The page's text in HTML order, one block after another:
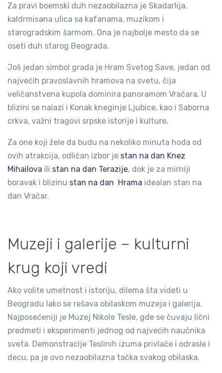
Za pravi boemski duh nezaobilazna je Skadarlija,
kaldrmisana ulica sa kafanama, muzikom i
starogradskim šarmom. Ona je najbolje mesto da se
oseti duh starog Beograda.
Još jedan simbol grada je Hram Svetog Save, jedan od
najvećih pravoslavnih hramova na svetu, čija
veličanstvena kupola dominira panoramom Vračara. U
blizini se nalazi i Konak kneginje Ljubice, kao i Saborna
crkva, važni tragovi srpske istorije i kulture.
Za one koji žele da budu na nekoliko minuta hoda od
ovih atrakcija, odličan izbor je stan na dan Knez
Mihailova ili stan na dan Terazije, dok je za mirniji
boravak i blizinu stan na dan Hrama idealan stan na
dan Vračar.
Muzeji i galerije – kulturni
krug koji vredi
Ako volite umetnost i istoriju, dilema šta videti u
Beogradu lako se rešava obilaskom muzeja i galerija.
Najposećeniji je Muzej Nikole Tesle, gde se čuvaju lični
predmeti i eksperimenti jednog od najvećih naučnika
sveta. Demonstracije Teslinih izuma privlače i odrasle i
decu, pa je ovo nezaobilazna tačka svakog obilaska.